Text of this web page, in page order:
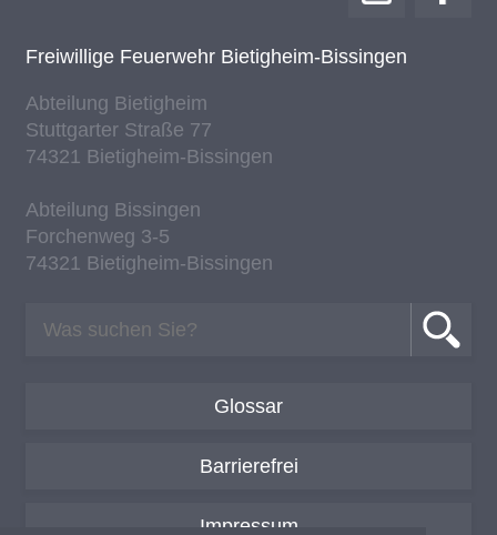
Frei­wil­li­ge Feu­er­wehr Bie­tig­heim-Bis­sin­gen
Ab­tei­lung Bie­tig­heim
Stutt­gar­ter Stra­ße 77
74321 Bie­tig­heim-Bis­sin­gen
Ab­tei­lung Bis­sin­gen
For­chen­weg 3-5
74321 Bie­tig­heim-Bis­sin­gen
Glossar
Barrierefrei
Impressum